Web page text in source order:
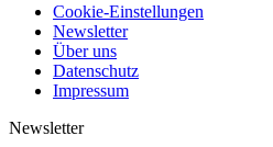
Cookie-Einstellungen
Newsletter
Über uns
Datenschutz
Impressum
Newsletter